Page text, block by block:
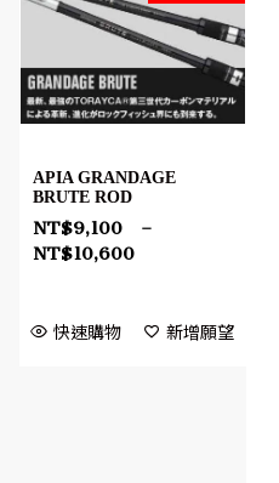
APIA GRANDAGE
BRUTE ROD
NT$9,100
–
NT$10,600
快速購物 新增願望